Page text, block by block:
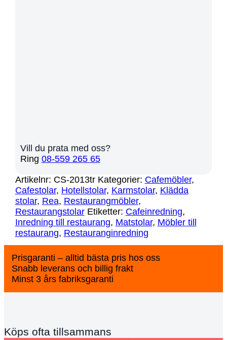
Vill du prata med oss?
Ring 08-559 265 65
Artikelnr: CS-2013tr Kategorier: Cafemöbler,
Cafestolar, Hotellstolar, Karmstolar, Klädda
stolar, Rea, Restaurangmöbler,
Restaurangstolar Etiketter: Cafeinredning,
Inredning till restaurang, Matstolar, Möbler till
restaurang, Restauranginredning
Prisgaranti – alltid bästa pris hos oss
Snabb leverans och billig frakt
Minst 3 års fabriksgaranti
Köps ofta tillsammans